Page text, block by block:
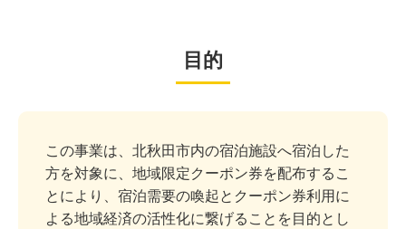
目的
この事業は、北秋田市内の宿泊施設へ宿泊した
方を対象に、地域限定クーポン券を配布するこ
とにより、宿泊需要の喚起とクーポン券利用に
よる地域経済の活性化に繋げることを目的とし